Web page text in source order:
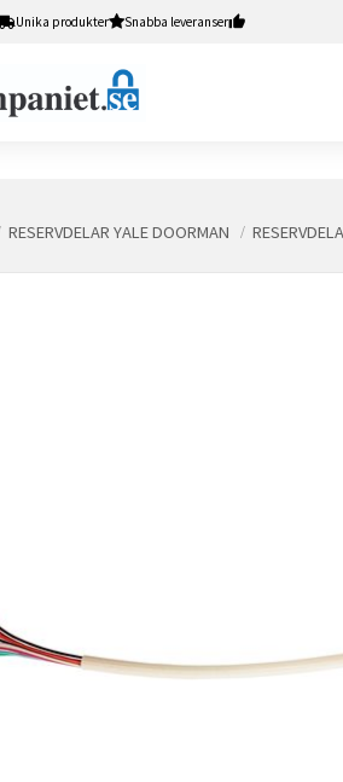
Unika produkter Snabba leveranser
RESERVDELAR YALE DOORMAN